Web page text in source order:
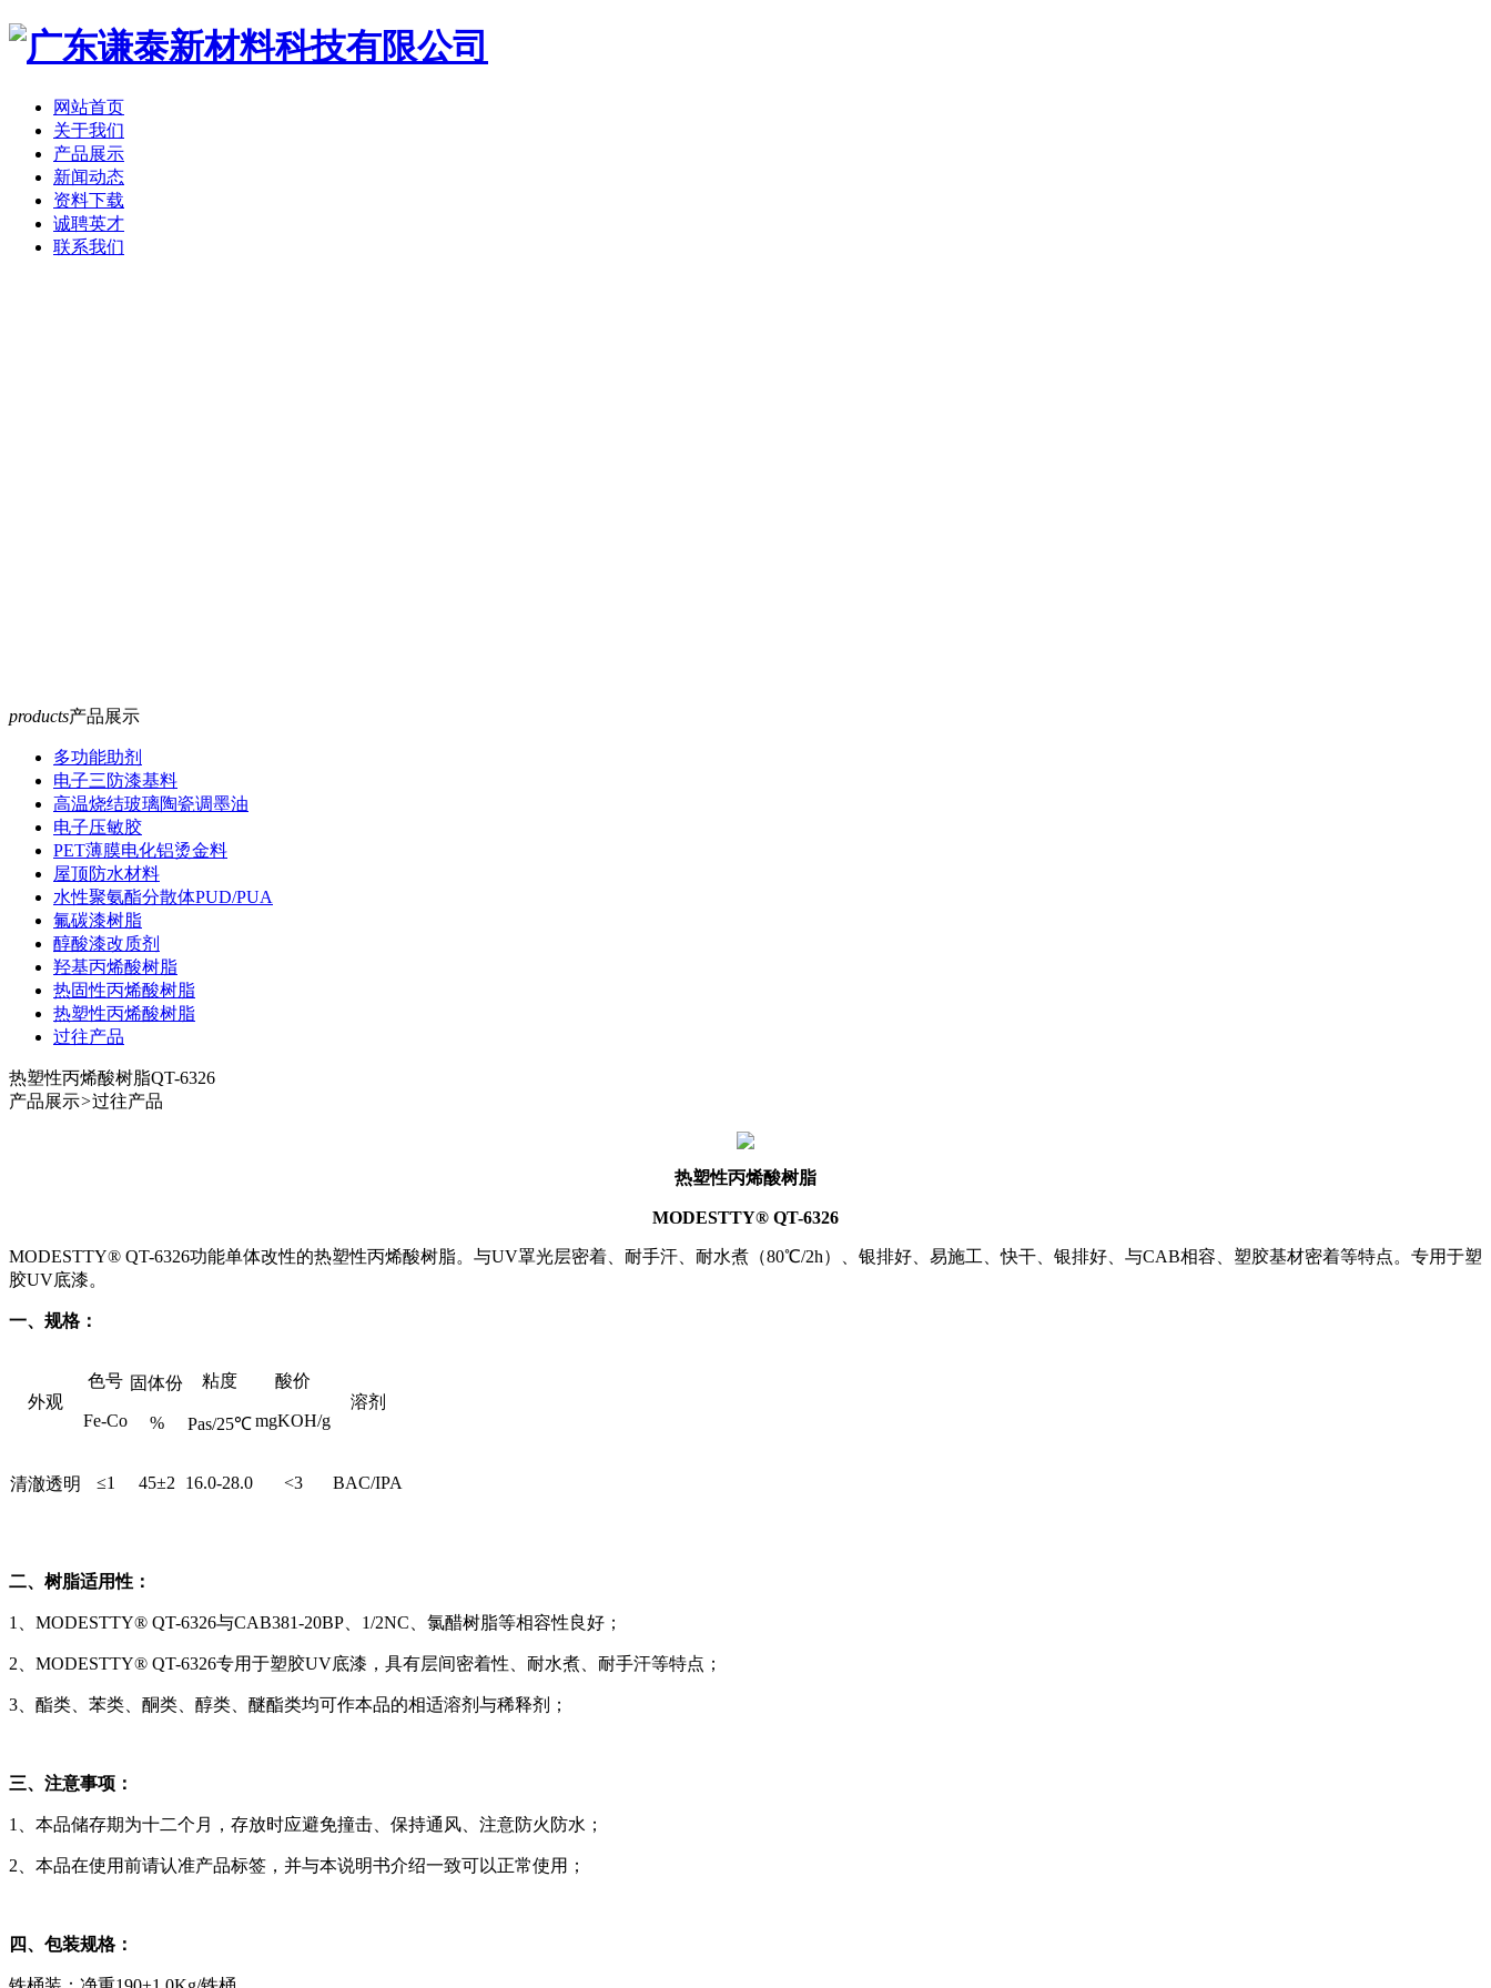
网站首页
关于我们
产品展示
新闻动态
资料下载
诚聘英才
联系我们
products产品展示
多功能助剂
电子三防漆基料
高温烧结玻璃陶瓷调墨油
电子压敏胶
PET薄膜电化铝烫金料
屋顶防水材料
水性聚氨酯分散体PUD/PUA
氟碳漆树脂
醇酸漆改质剂
羟基丙烯酸树脂
热固性丙烯酸树脂
热塑性丙烯酸树脂
过往产品
热塑性丙烯酸树脂QT-6326
产品展示>过往产品
热塑性丙烯酸树脂
MODESTTY® QT-6326
MODESTTY® QT-6326功能单体改性的热塑性丙烯酸树脂。与UV罩光层密着、耐手汗、耐水煮（80℃/2h）、银排好、易施工、快干、银排好、与CAB相容、塑胶基材密着等特点。专用于塑
胶UV底漆。
一、规格：
外观
色号
Fe-Co
固体份
%
粘度
Pas/25℃
酸价
mgKOH/g
溶剂
清澈透明 ≤1 45±2 16.0-28.0 <3 BAC/IPA
二、树脂适用性：
1、MODESTTY® QT-6326与CAB381-20BP、1/2NC、氯醋树脂等相容性良好；
2、MODESTTY® QT-6326专用于塑胶UV底漆，具有层间密着性、耐水煮、耐手汗等特点；
3、酯类、苯类、酮类、醇类、醚酯类均可作本品的相适溶剂与稀释剂；
三、注意事项：
1、本品储存期为十二个月，存放时应避免撞击、保持通风、注意防火防水；
2、本品在使用前请认准产品标签，并与本说明书介绍一致可以正常使用；
四、包装规格：